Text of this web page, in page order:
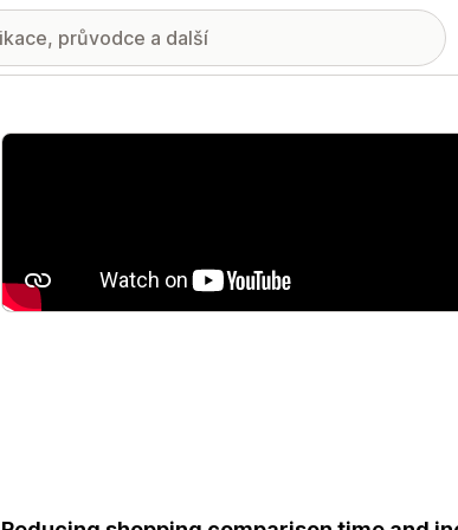
Galerie propagovaných obrázků